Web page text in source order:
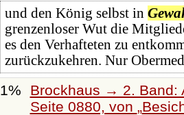
und den König selbst in
grenzenloser Wut die
es den Verhafteten zu
zurückzukehren. Nur
1%
Brockhaus → 2. Band:
Seite 0880, von